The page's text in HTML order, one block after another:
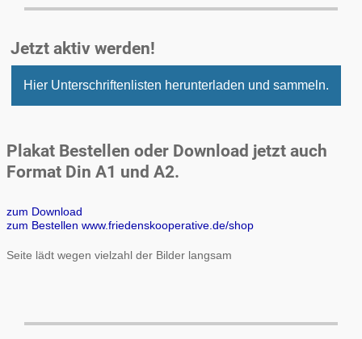
Jetzt aktiv werden!
Hier Unterschriftenlisten herunterladen und sammeln.
Plakat Bestellen oder Download jetzt auch
Format Din A1 und A2.
zum Download
zum Bestellen www.friedenskooperative.de/shop
Seite lädt wegen vielzahl der Bilder langsam